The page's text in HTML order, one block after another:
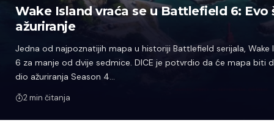
Wake Island vraća se u Battlefield 6:
ažuriranje
Jedna od najpoznatijih mapa u historiji Battlefield serijala, Wake
6 za manje od dvije sedmice. DICE je potvrdio da će mapa biti
dio ažuriranja Season 4…
2 min čitanja